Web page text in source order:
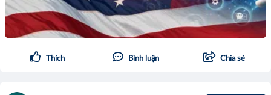
Thích Bình luận Chia sẻ